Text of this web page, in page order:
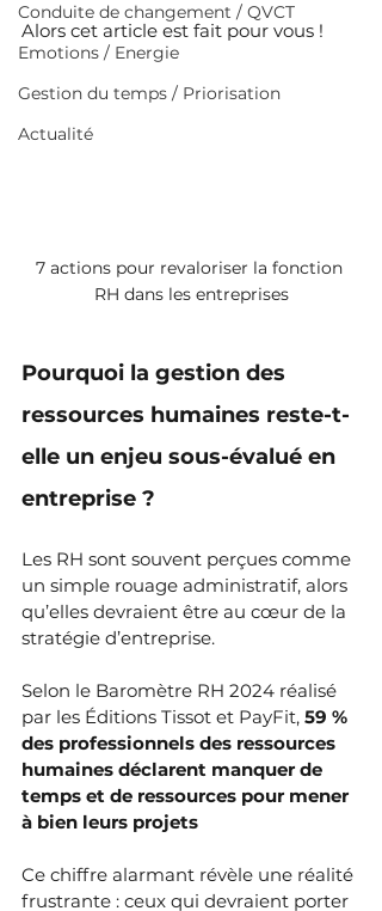
Conduite de changement / QVCT
Emotions / Energie
Gestion du temps / Priorisation
Actualité
Alors cet article est fait pour vous !
7 actions pour revaloriser la fonction
RH dans les entreprises
Pourquoi la gestion des
ressources humaines reste-t-
elle un enjeu sous-évalué en
entreprise ?
Les RH sont souvent perçues comme
un simple rouage administratif, alors
qu’elles devraient être au cœur de la
stratégie d’entreprise.
Selon le Baromètre RH 2024 réalisé
par les Éditions Tissot et PayFit, 59 %
des professionnels des ressources
humaines déclarent manquer de
temps et de ressources pour mener
à bien leurs projets
Ce chiffre alarmant révèle une réalité
frustrante : ceux qui devraient porter